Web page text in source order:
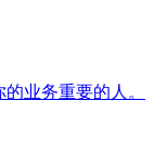
业务重要的人。